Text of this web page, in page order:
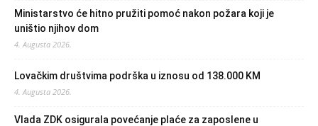
Ministarstvo će hitno pružiti pomoć nakon požara koji je
uništio njihov dom
4. Augusta 2026.
Lovačkim društvima podrška u iznosu od 138.000 KM
4. Augusta 2026.
Vlada ZDK osigurala povećanje plaće za zaposlene u